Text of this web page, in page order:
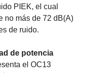
PIEK, el cual
no más de 72 dB(A)
de ruido.
de potencia
el OC13